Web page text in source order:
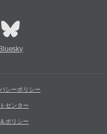
Bluesky
シーポリシー
センター
ポリシー